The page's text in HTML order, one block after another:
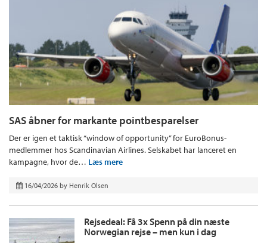
SAS åbner for markante pointbesparelser
Der er igen et taktisk “window of opportunity” for EuroBonus-
medlemmer hos Scandinavian Airlines. Selskabet har lanceret en
kampagne, hvor de… Læs mere
16/04/2026 by Henrik Olsen
Rejsedeal: Få 3x Spenn på din næste
Norwegian rejse – men kun i dag